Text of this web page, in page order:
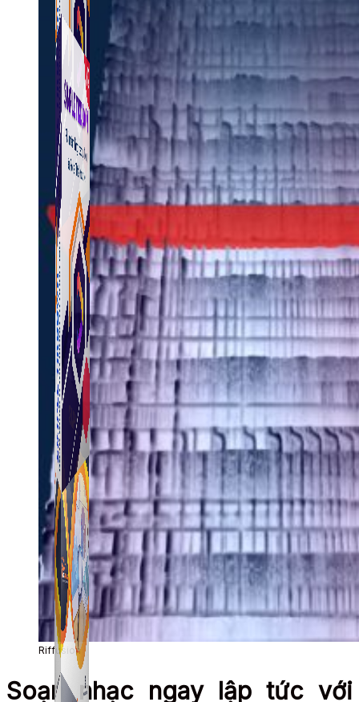
Simple Tikdown
Công cụ giúp bạn tải video Tiktok không có logo
nhanh chóng.
Simple Tikdown
Công cụ giúp bạn tải video Tiktok không có logo
nhanh chóng.
Riffusion
Soạn nhạc ngay lập tức với